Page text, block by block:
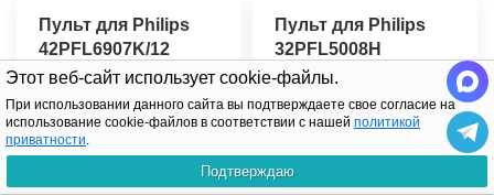
Этот веб-сайт использует cookie-файлы.
При использовании данного сайта вы подтверждаете свое согласие на
использование cookie-файлов в соответствии с нашей политикой
приватности.
Подтверждаю
Пульт для Philips
42PFL6907K/12
Пульт для Philips
32PFL5008H
Пульт для Philips